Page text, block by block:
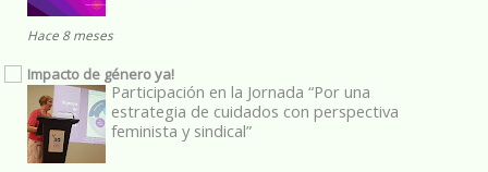
Hace 8 meses
Impacto de género ya!
Participación en la Jornada “Por una
estrategia de cuidados con perspectiva
feminista y sindical”